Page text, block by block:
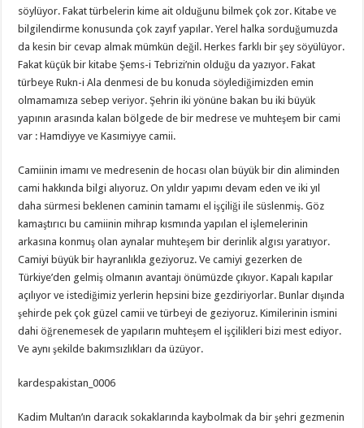
söylüyor. Fakat türbelerin kime ait olduğunu bilmek çok zor. Kitabe ve
bilgilendirme konusunda çok zayıf yapılar. Yerel halka sorduğumuzda
da kesin bir cevap almak mümkün değil. Herkes farklı bir şey söyülüyor.
Fakat küçük bir kitabe Şems-i Tebrizi’nin olduğu da yazıyor. Fakat
türbeye Rukn-i Ala denmesi de bu konuda söylediğimizden emin
olmamamıza sebep veriyor. Şehrin iki yönüne bakan bu iki büyük
yapının arasında kalan bölgede de bir medrese ve muhteşem bir cami
var : Hamdiyye ve Kasımiyye camii.
Camiinin imamı ve medresenin de hocası olan büyük bir din aliminden
cami hakkında bilgi alıyoruz. On yıldır yapımı devam eden ve iki yıl
daha sürmesi beklenen caminin tamamı el işçiliği ile süslenmiş. Göz
kamaştırıcı bu camiinin mihrap kısmında yapılan el işlemelerinin
arkasına konmuş olan aynalar muhteşem bir derinlik algısı yaratıyor.
Camiyi büyük bir hayranlıkla geziyoruz. Ve camiyi gezerken de
Türkiye’den gelmiş olmanın avantajı önümüzde çıkıyor. Kapalı kapılar
açılıyor ve istediğimiz yerlerin hepsini bize gezdiriyorlar. Bunlar dışında
şehirde pek çok güzel camii ve türbeyi de geziyoruz. Kimilerinin ismini
dahi öğrenemesek de yapıların muhteşem el işçilikleri bizi mest ediyor.
Ve aynı şekilde bakımsızlıkları da üzüyor.
kardespakistan_0006
Kadim Multan’ın daracık sokaklarında kaybolmak da bir şehri gezmenin